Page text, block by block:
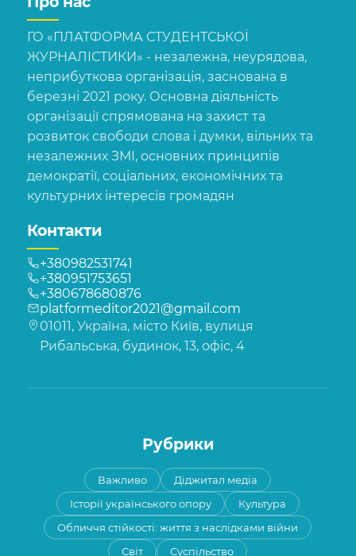
ГО «ПЛАТФОРМА СТУДЕНТСЬКОЇ
ЖУРНАЛІСТИКИ» - незалежна, неурядова,
неприбуткова організація, заснована в
березні 2021 року. Основна діяльність
організації спрямована на захист та
розвиток свободи слова і думки, вільних та
незалежних ЗМІ, основних принципів
демократії, соціальних, економічних та
культурних інтересів громадян
Контакти
+380982531741
+380951753651
+380678680876
platformeditor2021@gmail.com
01011, Україна, місто Київ, вулиця
Рибальська, будинок, 13, офіс, 4
Рубрики
Важливо
Діджитал медіа
Історії українського опору
Культура
Обличчя стійкості: життя з наслідками війни
Світ
Суспільство